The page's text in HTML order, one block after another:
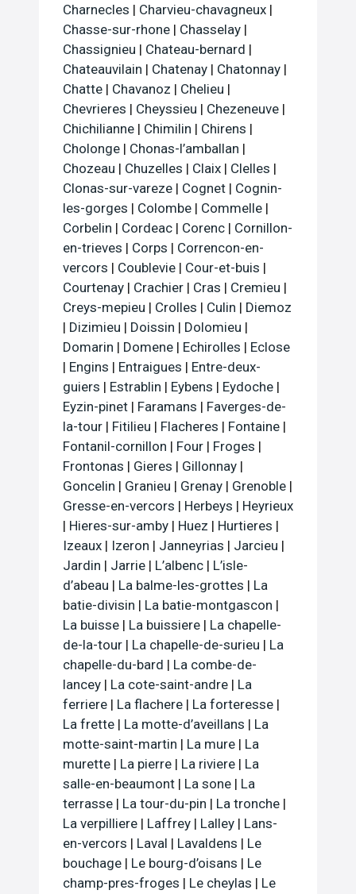
Charnecles | Charvieu-chavagneux |
Chasse-sur-rhone | Chasselay |
Chassignieu | Chateau-bernard |
Chateauvilain | Chatenay | Chatonnay |
Chatte | Chavanoz | Chelieu |
Chevrieres | Cheyssieu | Chezeneuve |
Chichilianne | Chimilin | Chirens |
Cholonge | Chonas-l’amballan |
Chozeau | Chuzelles | Claix | Clelles |
Clonas-sur-vareze | Cognet | Cognin-
les-gorges | Colombe | Commelle |
Corbelin | Cordeac | Corenc | Cornillon-
en-trieves | Corps | Correncon-en-
vercors | Coublevie | Cour-et-buis |
Courtenay | Crachier | Cras | Cremieu |
Creys-mepieu | Crolles | Culin | Diemoz
| Dizimieu | Doissin | Dolomieu |
Domarin | Domene | Echirolles | Eclose
| Engins | Entraigues | Entre-deux-
guiers | Estrablin | Eybens | Eydoche |
Eyzin-pinet | Faramans | Faverges-de-
la-tour | Fitilieu | Flacheres | Fontaine |
Fontanil-cornillon | Four | Froges |
Frontonas | Gieres | Gillonnay |
Goncelin | Granieu | Grenay | Grenoble |
Gresse-en-vercors | Herbeys | Heyrieux
| Hieres-sur-amby | Huez | Hurtieres |
Izeaux | Izeron | Janneyrias | Jarcieu |
Jardin | Jarrie | L’albenc | L’isle-
d’abeau | La balme-les-grottes | La
batie-divisin | La batie-montgascon |
La buisse | La buissiere | La chapelle-
de-la-tour | La chapelle-de-surieu | La
chapelle-du-bard | La combe-de-
lancey | La cote-saint-andre | La
ferriere | La flachere | La forteresse |
La frette | La motte-d’aveillans | La
motte-saint-martin | La mure | La
murette | La pierre | La riviere | La
salle-en-beaumont | La sone | La
terrasse | La tour-du-pin | La tronche |
La verpilliere | Laffrey | Lalley | Lans-
en-vercors | Laval | Lavaldens | Le
bouchage | Le bourg-d’oisans | Le
champ-pres-froges | Le cheylas | Le